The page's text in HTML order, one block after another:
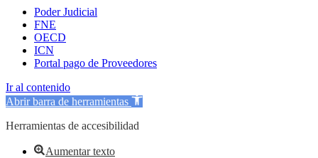
Poder Judicial
FNE
OECD
ICN
Portal pago de Proveedores
Ir al contenido
Abrir barra de herramientas
Herramientas de accesibilidad
Aumentar texto